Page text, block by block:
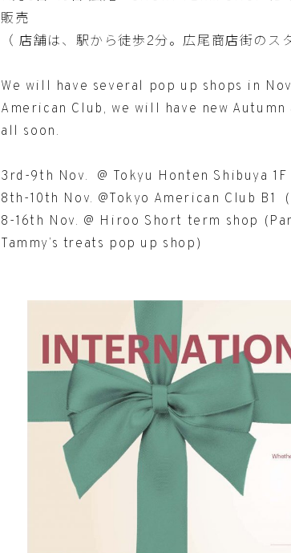
販売
（ 店舗は、駅から徒歩2分。広尾商店街のス
We will have several pop up shops in
American Club, we will have new
all soon.
3rd-9th Nov. @ Tokyu Honten Shibuya
8th-10th Nov. @Tokyo American Club B1
8-16th Nov. @ Hiroo Short term shop
Tammy’s treats pop up shop)